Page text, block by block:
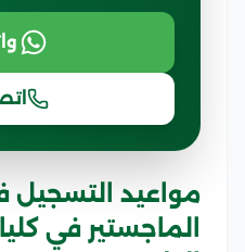
مواعيد التسجيل
الماجستير في